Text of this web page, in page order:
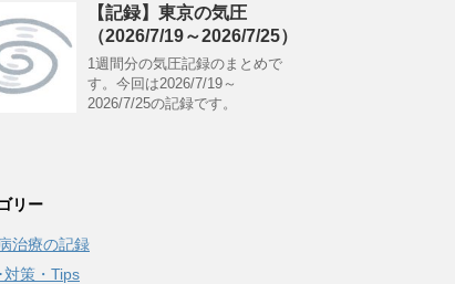
【記録】東京の気圧
（2026/7/19～2026/7/25）
1週間分の気圧記録のまとめで
す。今回は2026/7/19～
2026/7/25の記録です。
リー
治療の記録
対策・Tips